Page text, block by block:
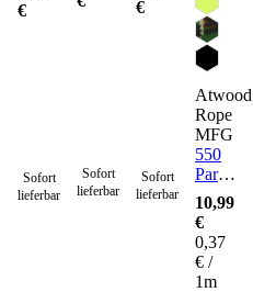
€
Sofort
lieferbar
Sofort
lieferbar
€
Sofort
lieferbar
Atwood
Rope
MFG
550
Paracord
Seil 4
mm -
30
Meter
10,99
€
0,37
€ /
1m